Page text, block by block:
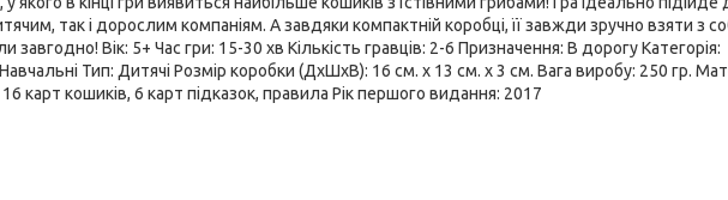
так і дорослим компаніям. А завдяки компактній коробці, її завжди зручно взяти з
Вік: 5+ Час гри: 15-30 хв Кількість гравців: 2-6 Призначення: В дорогу Категорія:
Тип: Дитячі Розмір коробки (ДхШхВ): 16 см. х 13 см. х 3 см. Вага виробу: 250 гр.
карт кошиків, 6 карт підказок, правила Рік першого видання: 2017